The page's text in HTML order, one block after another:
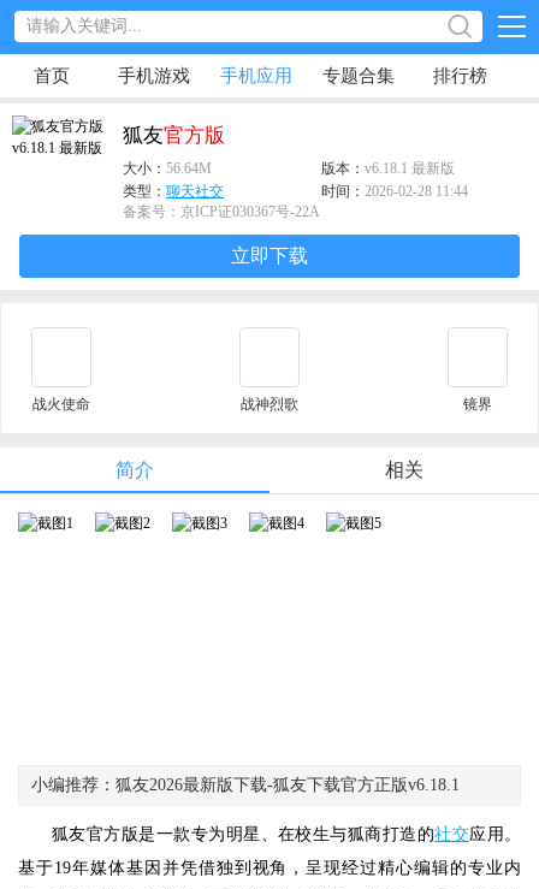
首页 手机游戏 手机应用 专题合集 排行榜
狐友官方版
大小： 56.64M 版本： v6.18.1 最新版
类型： 聊天社交 时间： 2026-02-28 11:44
备案号：京ICP证030367号-22A
立即下载
战火使命 战神烈歌 镜界
简介 相关
小编推荐：狐友2026最新版下载-狐友下载官方正版v6.18.1
狐友官方版是一款专为明星、在校生与狐商打造的社交应用。
基于19年媒体基因并凭借独到视角，呈现经过精心编辑的专业内